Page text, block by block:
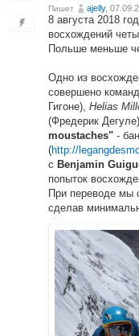
Пишет ajelly,
8 августа 2018
восхождений
Польше меньше
Одно из
совершено
Гигоне), Helias
(Фредерик
moustaches" -
(http://
с Benjamin
попыток
При переводе мы
сделав